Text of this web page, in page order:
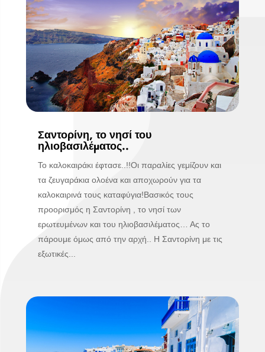
Σαντορίνη, το νησί του
ηλιοβασιλέματος..
Το καλοκαιράκι έφτασε..!!Οι παραλίες γεμίζουν και
τα ζευγαράκια ολοένα και αποχωρούν για τα
καλοκαιρινά τους καταφύγια!Βασικός τους
προορισμός η Σαντορίνη , το νησί των
ερωτευμένων και του ηλιοβασιλέματος… Ας το
πάρουμε όμως από την αρχή.. Η Σαντορίνη με τις
εξωτικές...